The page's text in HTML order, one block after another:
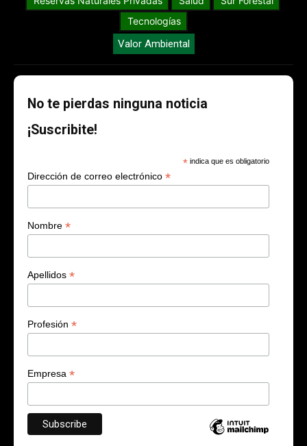
Tecnologías
Valor Ambiental
No te pierdas ninguna noticia
¡Suscribite!
* indica que es obligatorio
Dirección de correo electrónico *
Nombre *
Apellidos *
Profesión *
Empresa *